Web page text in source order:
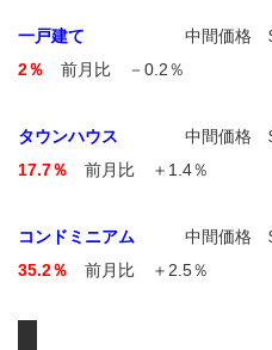
一戸建て 中間価格
2％ 前月比 －0.2％
タウンハウス 中間価格
17.7％ 前月比 ＋1.4％
コンドミニアム 中間価格
35.2％ 前月比 ＋2.5％